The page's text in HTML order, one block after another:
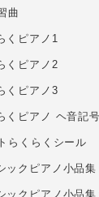
曲
くピアノ1
くピアノ2
くピアノ3
くピアノ ヘ音記
らくらくシール
ックピアノ小品集
ックピアノ小品集